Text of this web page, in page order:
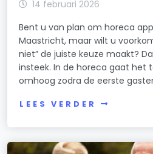
14 februari 2026
Bent u van plan om horeca
Maastricht, maar wilt u
niet” de juiste keuze maakt?
insteek. In de horeca gaat het
omhoog zodra de eerste
LEES VERDER